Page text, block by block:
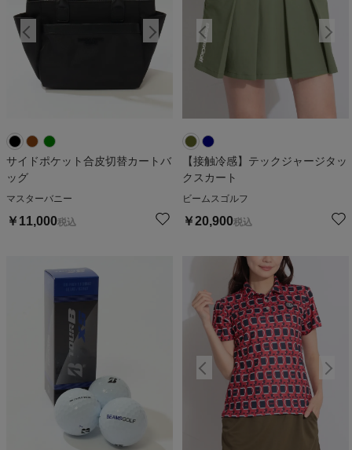
サイドポケット合皮切替カートバ
ッグ
マスターバニー
￥ 11,000税込
【接触冷感】テックジャージタッ
クスカート
ビームスゴルフ
￥20,900税込